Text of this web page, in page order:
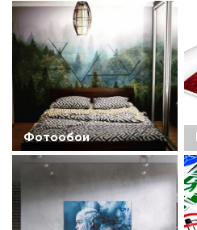
Фотообои